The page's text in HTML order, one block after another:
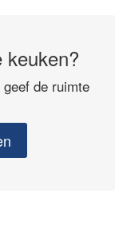
keuken?
de ruimte